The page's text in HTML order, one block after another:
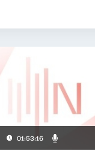
01:53:16